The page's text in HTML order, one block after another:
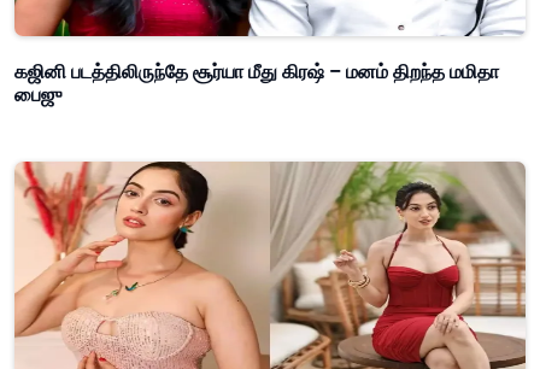
கஜினி படத்திலிருந்தே சூர்யா மீது கிரஷ் – மனம் திறந்த மமிதா
பைஜு